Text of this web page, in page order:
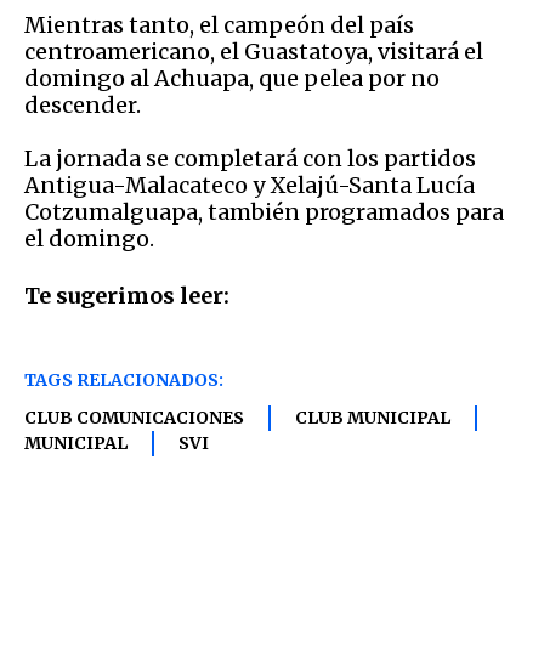
Mientras tanto, el campeón del país
centroamericano, el Guastatoya, visitará el
domingo al Achuapa, que pelea por no
descender.
La jornada se completará con los partidos
Antigua-Malacateco y Xelajú-Santa Lucía
Cotzumalguapa, también programados para
el domingo.
Te sugerimos leer:
TAGS RELACIONADOS:
CLUB COMUNICACIONES
CLUB MUNICIPAL
MUNICIPAL
SVI